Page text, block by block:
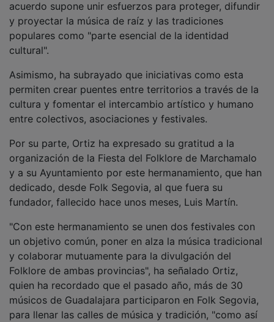
Folklore de ambas provincias", ha señalado Ortiz,
quien ha recordado que el pasado año, más de 30
músicos de Guadalajara participaron en Folk Segovia,
para llenar las calles de música y tradición, "como así
PUBLICIDAD